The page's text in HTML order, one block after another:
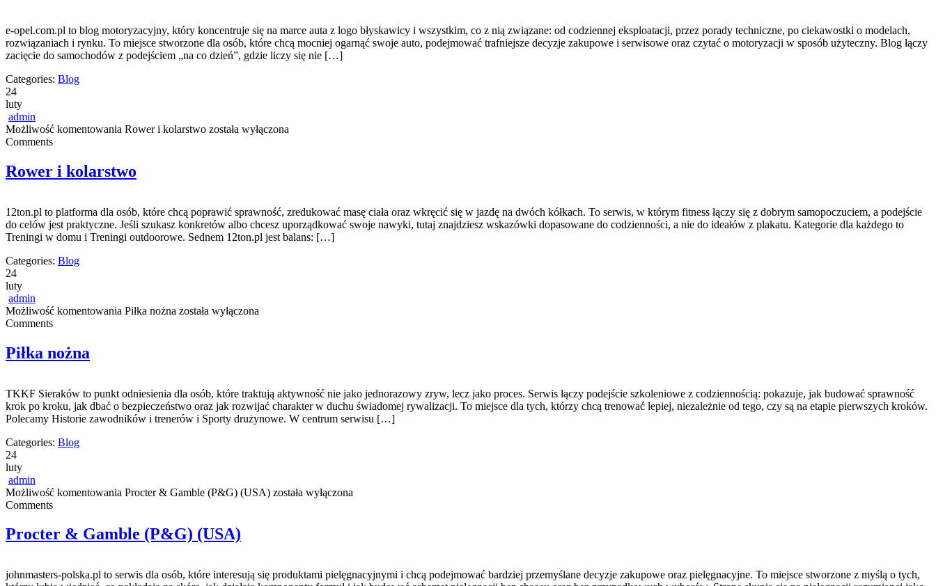
e-opel.com.pl to blog motoryzacyjny, który koncentruje się na marce auta z logo błyskawicy i wszystkim, co z nią związane: od codziennej eksploatacji, przez porady techniczne, po ciekawostki o modelach,
rozwiązaniach i rynku. To miejsce stworzone dla osób, które chcą mocniej ogarnąć swoje auto, podejmować trafniejsze decyzje zakupowe i serwisowe oraz czytać o motoryzacji w sposób użyteczny. Blog łączy
zacięcie do samochodów z podejściem „na co dzień”, gdzie liczy się nie […]
Categories: Blog
24
luty
admin
Możliwość komentowania Rower i kolarstwo została wyłączona
Comments
Rower i kolarstwo
12ton.pl to platforma dla osób, które chcą poprawić sprawność, zredukować masę ciała oraz wkręcić się w jazdę na dwóch kółkach. To serwis, w którym fitness łączy się z dobrym samopoczuciem, a podejście
do celów jest praktyczne. Jeśli szukasz konkretów albo chcesz uporządkować swoje nawyki, tutaj znajdziesz wskazówki dopasowane do codzienności, a nie do ideałów z plakatu. Kategorie dla każdego to
Treningi w domu i Treningi outdoorowe. Sednem 12ton.pl jest balans: […]
Categories: Blog
24
luty
admin
Możliwość komentowania Piłka nożna została wyłączona
Comments
Piłka nożna
TKKF Sieraków to punkt odniesienia dla osób, które traktują aktywność nie jako jednorazowy zryw, lecz jako proces. Serwis łączy podejście szkoleniowe z codziennością: pokazuje, jak budować sprawność
krok po kroku, jak dbać o bezpieczeństwo oraz jak rozwijać charakter w duchu świadomej rywalizacji. To miejsce dla tych, którzy chcą trenować lepiej, niezależnie od tego, czy są na etapie pierwszych kroków.
Polecamy Historie zawodników i trenerów i Sporty drużynowe. W centrum serwisu […]
Categories: Blog
24
luty
admin
Możliwość komentowania Procter & Gamble (P&G) (USA) została wyłączona
Comments
Procter & Gamble (P&G) (USA)
johnmasters-polska.pl to serwis dla osób, które interesują się produktami pielęgnacyjnymi i chcą podejmować bardziej przemyślane decyzje zakupowe oraz pielęgnacyjne. To miejsce stworzone z myślą o tych,